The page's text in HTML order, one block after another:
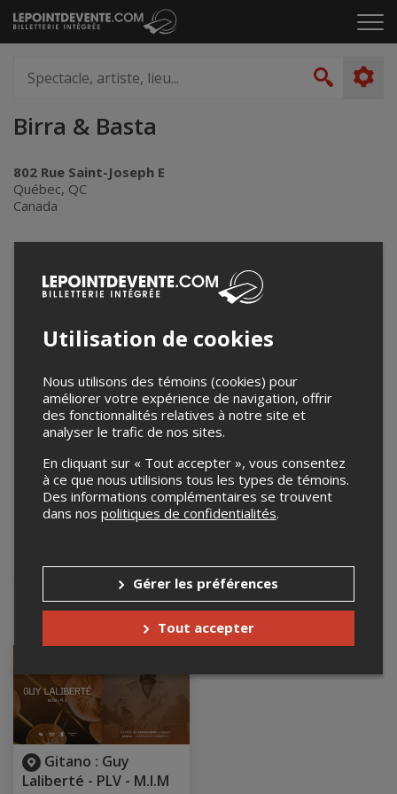
Passer
au
le
artiste,
lieu...
Birra & Basta
802 Rue Saint-Joseph E
Québec, QC
Canada
+
−
Leaflet| ©Mapbox©OpenStreetMap
Événements à venir
Gitano : Guy
Laliberté - PLV - M.I.M
Utilisation de cookies
Nous utilisons des témoins (cookies) pour
améliorer votre expérience de navigation, offrir
des fonctionnalités relatives à notre site et
analyser le trafic de nos sites.
En cliquant sur « Tout accepter », vous consentez
à ce que nous utilisions tous les types de témoins.
Des informations complémentaires se trouvent
dans nos politiques de confidentialités.
Gérer les préférences
Tout accepter